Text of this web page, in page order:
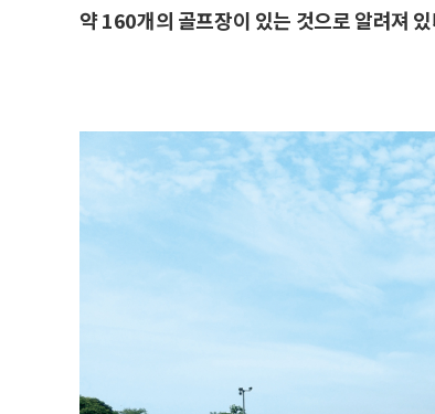
약 160개의 골프장이 있는 것으로 알려져